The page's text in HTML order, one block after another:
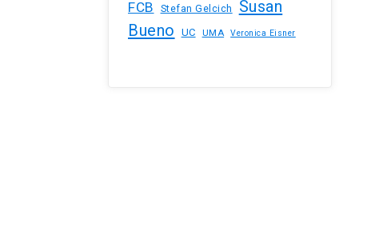
FCB
Stefan Gelcich
Susan
Bueno
UC UMA Veronica Eisner